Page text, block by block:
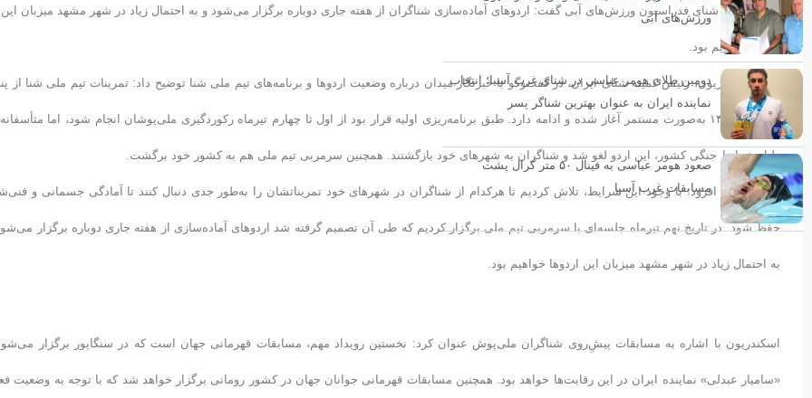
رئیس کمیته شنای فدراسیون ورزش‌های آبی گفت: اردوهای آماده‌سازی شناگران از هفته جاری دوباره برگزار می‌شود و به احتمال زیاد در شهر مشهد میزبان این
اردوها خواهیم بود.
حمید اسکندریون، رئیس کمیته شنای ایران، در گفت‌وگو با خبرنگار میدان درباره وضعیت اردوها و برنامه‌های تیم ملی شنا توضیح داد: تمرینات تیم ملی شنا از
فروردین ۱۴۰۴ به‌صورت مستمر آغاز شده و ادامه دارد. طبق برنامه‌ریزی اولیه قرار بود از اول تا چهارم تیرماه رکوردگیری ملی‌پوشان انجام شود، اما
دلیل شرایط جنگی کشور، این اردو لغو شد و شناگران به شهر‌های خود بازگشتند. همچنین سرمربی تیم ملی هم به کشور خود برگشت.
وی در ادامه افزود: با وجود این شرایط، تلاش کردیم تا هرکدام از شناگران در شهرهای خود تمریناتشان را به‌طور جدی دنبال کنند تا آمادگی جسمانی و
حفظ شود. در تاریخ نهم تیرماه جلسه‌ای با سرمربی تیم ملی برگزار کردیم که طی آن تصمیم گرفته شد اردوهای آماده‌سازی از هفته جاری دوباره برگزار
به احتمال زیاد در شهر مشهد میزبان این اردوها خواهیم بود.
اسکندریون با اشاره به مسابقات پیشِ‌روی شناگران ملی‌پوش عنوان کرد: نخستین رویداد مهم، مسابقات قهرمانی جهان است که در سنگاپور برگزار
«سامیار عبدلی» نماینده ایران در این رقابت‌ها خواهد بود. همچنین مسابقات قهرمانی جوانان جهان در کشور رومانی برگزار خواهد شد که با توجه به وضعیت
ورزش‌های آبی
دومین طلای هومر عباسی در شنای غرب آسیا؛ انتخاب
نماینده ایران به عنوان بهترین شناگر پسر
صعود هومر عباسی به فینال ۵۰ متر کرال پشت
مسابقات غرب آسیا